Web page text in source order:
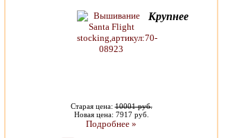
Крупнее
Старая цена:10001 руб.
Новая цена: 7917 руб.
Подробнее »